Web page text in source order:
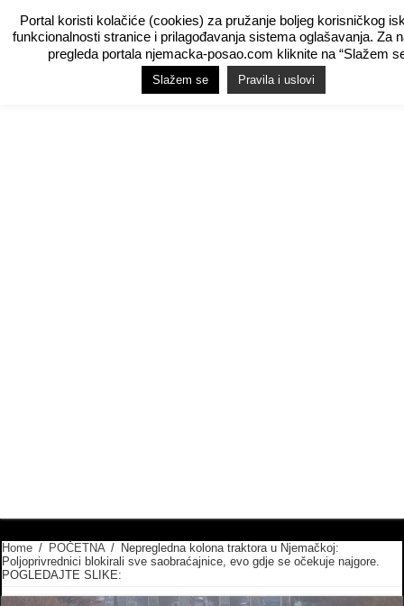
Home / POČETNA / Nepregledna kolona traktora u Njemačkoj:
Poljoprivrednici blokirali sve saobraćajnice, evo gdje se očekuje najgore.
POGLEDAJTE SLIKE:
Portal koristi kolačiće (cookies) za pružanje boljeg korisničkog
funkcionalnosti stranice i prilagođavanja sistema oglašavanja. Za
pregleda portala njemacka-posao.com kliknite na “Slažem
Slažem se Pravila i uslovi